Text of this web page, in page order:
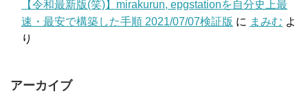
【令和最新版(笑)】mirakurun, epgstationを自分史上最
速・最安で構築した手順 2021/07/07検証版 に まみむ よ
り
アーカイブ